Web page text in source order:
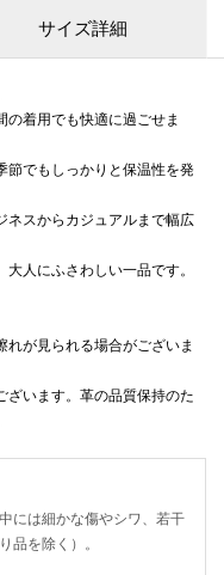
サイズ詳細
の着用でも快適に過ごせま
節でもしっかりと保温性を発
ネスからカジュアルまで幅広
人にふさわしい一品です。
が見られる場合がございま
ざいます。革の品質保持のた
には細かな傷やシワ、若干
品を除く）。